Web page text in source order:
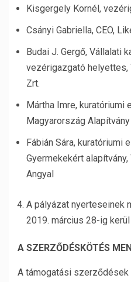
Kisgergely Kornél,
Csányi Gabriella, CEO,
Budai J. Gergő, Vállalati
vezérigazgató helyettes,
Zrt.
Mártha Imre, kuratóriumi
Magyarország Alapítvány
Fábián Sára, kuratóriumi
Gyermekekért
Angyal
A pályázat nyerteseinek
2019. március 28-ig kerül
A SZERZŐDÉSKÖTÉS
A támogatási